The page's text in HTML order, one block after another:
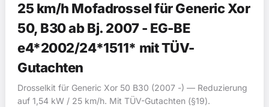
25 km/h Mofadrossel für Generic Xor
50, B30 ab Bj. 2007 - EG-BE
e4*2002/24*1511* mit TÜV-
Gutachten
Drosselkit für Generic Xor 50 B30 (2007 -) — Reduzierung
auf 1,54 kW / 25 km/h. Mit TÜV-Gutachten (§19).